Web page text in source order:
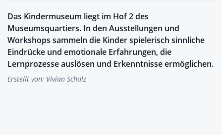
Das Kindermuseum liegt im Hof 2 des
Museumsquartiers. In den Ausstellungen und
Workshops sammeln die Kinder spielerisch sinnliche
Eindrücke und emotionale Erfahrungen, die
Lernprozesse auslösen und Erkenntnisse ermöglichen.
Erstellt von: Vivian Schulz